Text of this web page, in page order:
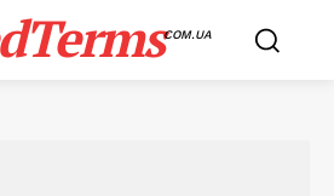
COM.UA